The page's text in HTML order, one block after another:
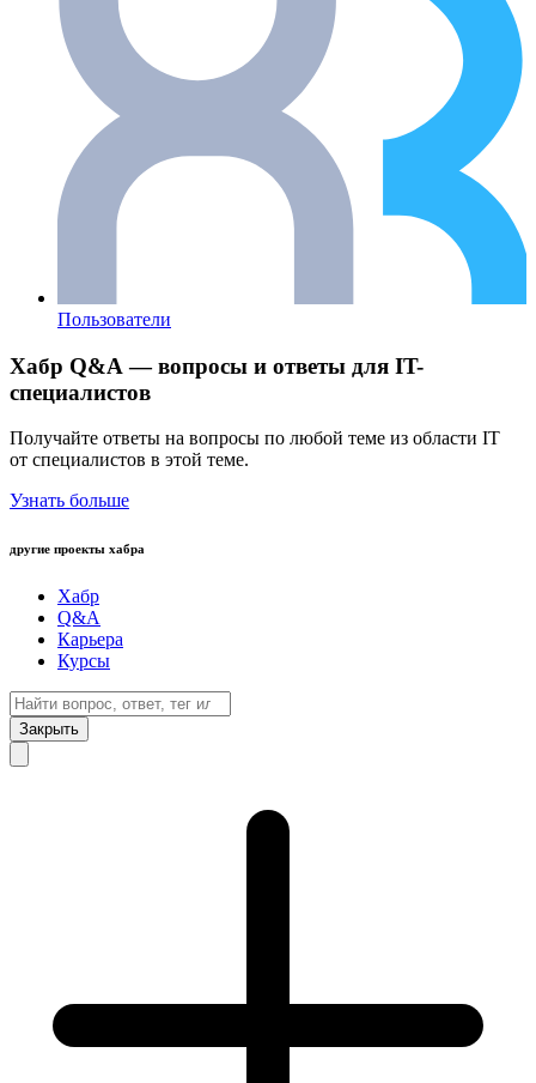
Пользователи
Хабр Q&A — вопросы и ответы для IT-
специалистов
Получайте ответы на вопросы по любой теме из области IT
от специалистов в этой теме.
Узнать больше
другие проекты хабра
Хабр
Q&A
Карьера
Курсы
Закрыть